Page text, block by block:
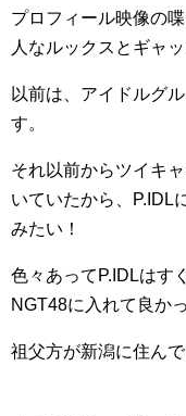
プロフィール映像の
人なルックスとギャ
以前は、アイドルグ
す。
それ以前からツイキ
いていたから、P.IDL
みたい！
色々あってP.IDLはす
NGT48に入れて良か
祖父方が新潟に住ん